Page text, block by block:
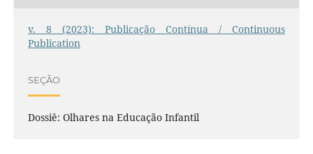
v. 8 (2023): Publicação Contínua / Continuous
Publication
SEÇÃO
Dossiê: Olhares na Educação Infantil